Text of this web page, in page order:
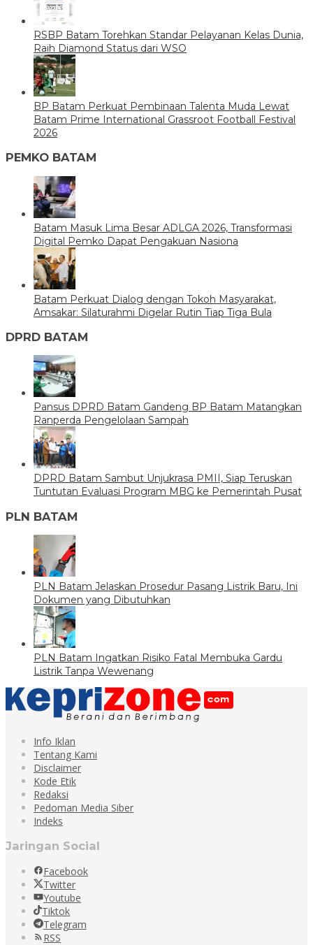
RSBP Batam Torehkan Standar Pelayanan Kelas Dunia,
Raih Diamond Status dari WSO
BP Batam Perkuat Pembinaan Talenta Muda Lewat
Batam Prime International Grassroot Football Festival
2026
PEMKO BATAM
Batam Masuk Lima Besar ADLGA 2026, Transformasi
Digital Pemko Dapat Pengakuan Nasiona
Batam Perkuat Dialog dengan Tokoh Masyarakat,
Amsakar: Silaturahmi Digelar Rutin Tiap Tiga Bula
DPRD BATAM
Pansus DPRD Batam Gandeng BP Batam Matangkan
Ranperda Pengelolaan Sampah
DPRD Batam Sambut Unjukrasa PMII, Siap Teruskan
Tuntutan Evaluasi Program MBG ke Pemerintah Pusat
PLN BATAM
PLN Batam Jelaskan Prosedur Pasang Listrik Baru, Ini
Dokumen yang Dibutuhkan
PLN Batam Ingatkan Risiko Fatal Membuka Gardu
Listrik Tanpa Wewenang
Info Iklan
Tentang Kami
Disclaimer
Kode Etik
Redaksi
Pedoman Media Siber
Indeks
Jaringan Social
Facebook
Twitter
Youtube
Tiktok
Telegram
RSS